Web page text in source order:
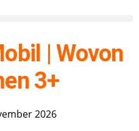
| Wovon
3+
2026